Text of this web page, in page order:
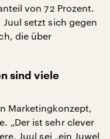
von 72 Prozent.
Juul setzt sich gegen
die über
sind viele
Marketingkonzept,
„Der ist sehr clever
Juul sei „ein Juwel